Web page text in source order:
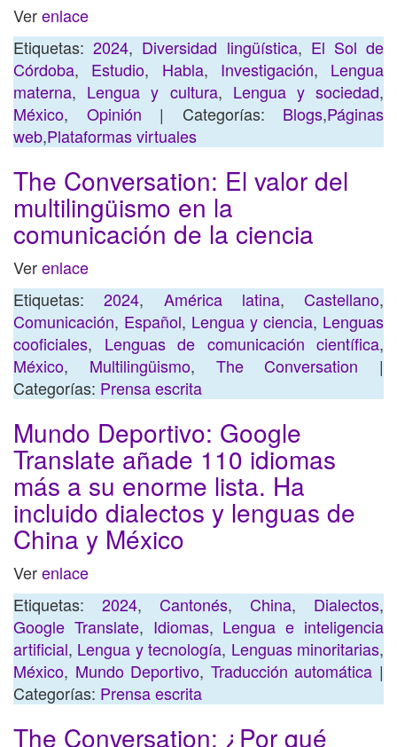
Verenlace
Etiquetas:2024, Diversidad lingüística, El Sol de
Córdoba, Estudio, Habla, Investigación, Lengua
materna, Lengua y cultura, Lengua y sociedad,
México, Opinión | Categorías: Blogs,Páginas
web,Plataformas virtuales
The Conversation: El valor del
multilingüismo en la
comunicación de la ciencia
Verenlace
Etiquetas:2024, América latina, Castellano,
Comunicación, Español, Lengua y ciencia, Lenguas
cooficiales, Lenguas de comunicación científica,
México, Multilingüismo, The Conversation |
Categorías: Prensa escrita
Mundo Deportivo: Google
Translate añade 110 idiomas
más a su enorme lista. Ha
incluido dialectos y lenguas de
China y México
Verenlace
Etiquetas: 2024, Cantonés, China, Dialectos,
Google Translate, Idiomas, Lengua e inteligencia
artificial, Lengua y tecnología, Lenguas minoritarias,
México, Mundo Deportivo, Traducción automática |
Categorías: Prensa escrita
The Conversation: ¿Por qué